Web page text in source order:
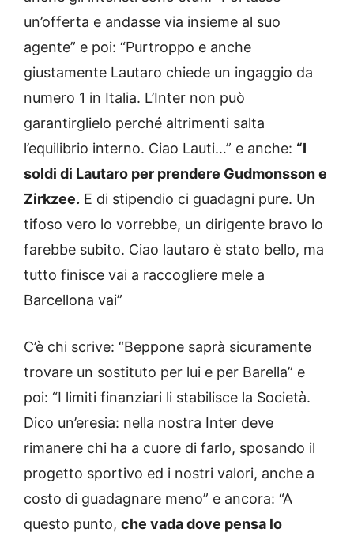
un’offerta e andasse via insieme al suo
agente” e poi: “Purtroppo e anche
giustamente Lautaro chiede un ingaggio da
numero 1 in Italia. L’Inter non può
garantirglielo perché altrimenti salta
l’equilibrio interno. Ciao Lauti…” e anche: “I
soldi di Lautaro per prendere Gudmonsson e
Zirkzee. E di stipendio ci guadagni pure. Un
tifoso vero lo vorrebbe, un dirigente bravo lo
farebbe subito. Ciao lautaro è stato bello, ma
tutto finisce vai a raccogliere mele a
Barcellona vai”
C’è chi scrive: “Beppone saprà sicuramente
trovare un sostituto per lui e per Barella” e
poi: “I limiti finanziari li stabilisce la Società.
Dico un’eresia: nella nostra Inter deve
rimanere chi ha a cuore di farlo, sposando il
progetto sportivo ed i nostri valori, anche a
costo di guadagnare meno” e ancora: “A
questo punto, che vada dove pensa lo